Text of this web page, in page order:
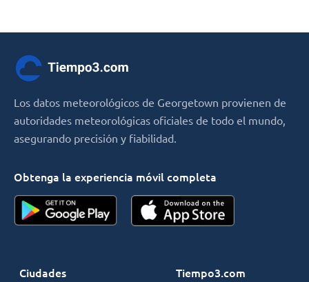
Los datos meteorológicos de Georgetown provienen de
autoridades meteorológicas oficiales de todo el mundo,
asegurando precisión y fiabilidad.
Obtenga la experiencia móvil completa
Ciudades Tiempo3.com